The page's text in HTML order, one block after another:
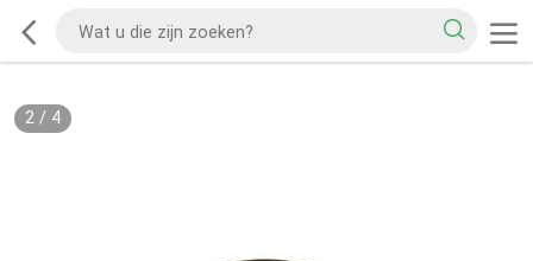
2/ 4